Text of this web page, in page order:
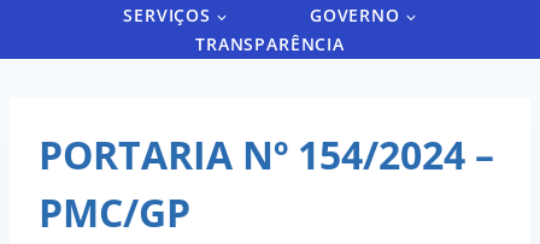
SERVIÇOS
GOVERNO
TRANSPARÊNCIA
PORTARIA Nº 154/2024 –
PMC/GP